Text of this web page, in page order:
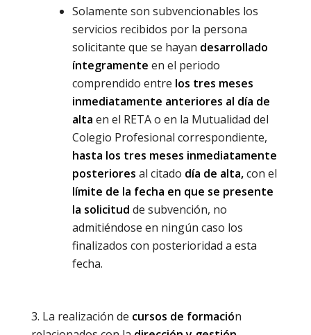
Solamente son subvencionables los
servicios recibidos por la persona
solicitante que se hayan desarrollado
íntegramente en el periodo
comprendido entre los tres meses
inmediatamente anteriores al día de
alta en el RETA o en la Mutualidad del
Colegio Profesional correspondiente,
hasta los tres meses inmediatamente
posteriores al citado día de alta,con el
límite de la fecha en que se presente
la solicitud de subvención, no
admitiéndose en ningún caso los
finalizados con posterioridad a esta
fecha.
La realización de cursos de formación